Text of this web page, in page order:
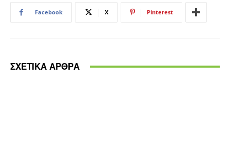
Facebook X Pinterest
ΣΧΕΤΙΚΑ ΑΡΘΡΑ